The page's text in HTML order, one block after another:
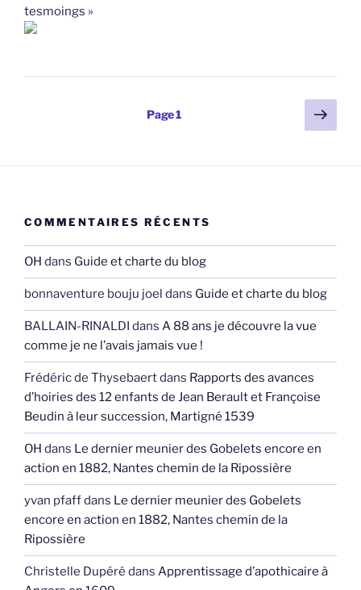
tesmoings »
Page1
Page
COMMENTAIRES RÉCENTS
OH dans Guide et charte du blog
bonnaventure bouju joel dans Guide et charte du blog
BALLAIN-RINALDI dans A 88 ans je découvre la vue
comme je ne l’avais jamais vue !
Frédéric de Thysebaertdans Rapports des avances
d’hoiries des 12 enfants de Jean Berault et Françoise
Beudin à leur succession, Martigné 1539
OH dans Le dernier meunier des Gobelets encore en
action en 1882, Nantes chemin de la Ripossière
yvan pfaffdans Le dernier meunier des Gobelets
encore en action en 1882, Nantes chemin de la
Ripossière
Christelle Dupéré dans Apprentissage d’apothicaire à